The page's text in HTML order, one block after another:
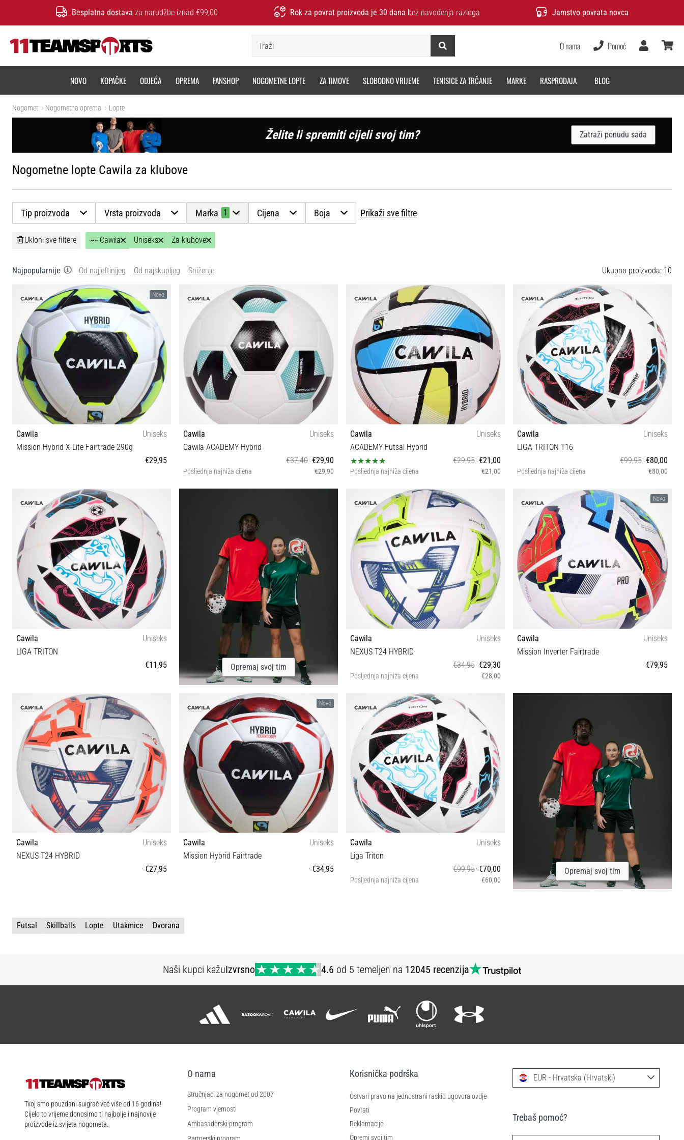
Besplatna dostava za narudžbe iznad €99,00 Rok za povrat proizvoda je 30 dana bez navođenja razloga Jamstvo povrata novca
O nama Pomoć
Korisnik
NOVO KOPAČKE ODJEĆA OPREMA FANSHOP NOGOMETNE LOPTE ZA TIMOVE SLOBODNO VRIJEME TENISICE ZA TRČANJE MARKE RASPRODAJA BLOG
Nogomet Nogometna oprema Lopte
Želite li spremiti cijeli svoj tim? Zatraži ponudu sada
Nogometne lopte Cawila za klubove
Tip proizvoda Vrsta proizvoda Marka 1 Cijena Boja Prikaži sve filtre
Ukloni sve filtere Cawila Uniseks Za klubove
Najpopularnije Od najjeftinijeg Od najskupljeg Sniženje Ukupno proizvoda: 10
Novo
Cawila
Uniseks
Mission Hybrid X-Lite Fairtrade 290g
€29,95
5
Cawila
Uniseks
Cawila ACADEMY Hybrid
€37,40 €29,90
Posljednja najniža cijena €29,90
Cawila
Uniseks
ACADEMY Futsal Hybrid
€29,95 €21,00
Posljednja najniža cijena €21,00
Cawila
Uniseks
LIGA TRITON T16
€99,95 €80,00
Posljednja najniža cijena €80,00
5
Cawila
Uniseks
LIGA TRITON
€11,95
1
Opremaj svoj tim
Cawila
Uniseks
NEXUS T24 HYBRID
€34,95 €29,30
Posljednja najniža cijena €28,00
3 4 5
Novo
Cawila
Uniseks
Mission Inverter Fairtrade
€79,95
Cawila
Uniseks
NEXUS T24 HYBRID
€27,95
Novo
Cawila
Uniseks
Mission Hybrid Fairtrade
€34,95
Cawila
Uniseks
Liga Triton
€99,95 €70,00
Posljednja najniža cijena €60,00
Opremaj svoj tim
Futsal Skillballs Lopte Utakmice Dvorana
Naši kupci kažuIzvrsno 4.6 od 5 temeljen na 12045 recenzija
11teamsports.hr
Tvoj smo pouzdani suigrač već više od 16 godina!
Cijelo to vrijeme donosimo ti najbolje i najnovije
proizvode iz svijeta nogometa.
O nama
Stručnjaci za nogomet od 2007
Program vjernosti
Ambasadorski program
Korisnička podrška
Ostvari pravo na jednostrani raskid ugovora ovdje
Povrati
Reklamacije
Opremi svoj tim
EUR - Hrvatska (Hrvatski)
Trebaš pomoć?